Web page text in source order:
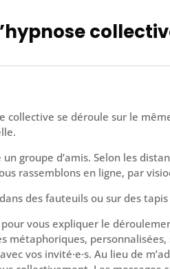
collective se déroule sur le
groupe d’amis. Selon les
rassemblons en ligne, par
des fauteuils ou sur des tapis
vous expliquer le
métaphoriques,
vos invité·e·s. Au lieu de